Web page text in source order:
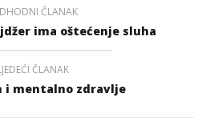
ČLANAK
ima oštećenje sluha
ČLANAK
i mentalno zdravlje